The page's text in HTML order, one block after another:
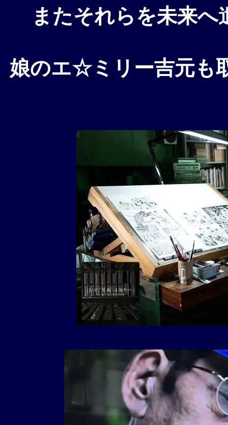
またそれらを未来
娘のエ☆ミリー吉元も